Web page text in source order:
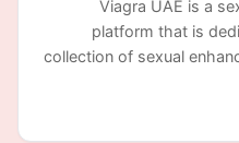
Viagra UAE is a
platform that is
collection of sexual